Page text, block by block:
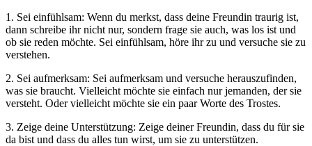
1. Sei einfühlsam: Wenn du merkst, dass deine Freundin traurig ist,
dann schreibe ihr nicht nur, sondern frage sie auch, was los ist und
ob sie reden möchte. Sei einfühlsam, höre ihr zu und versuche sie zu
verstehen.
2. Sei aufmerksam: Sei aufmerksam und versuche herauszufinden,
was sie braucht. Vielleicht möchte sie einfach nur jemanden, der sie
versteht. Oder vielleicht möchte sie ein paar Worte des Trostes.
3. Zeige deine Unterstützung: Zeige deiner Freundin, dass du für sie
da bist und dass du alles tun wirst, um sie zu unterstützen.